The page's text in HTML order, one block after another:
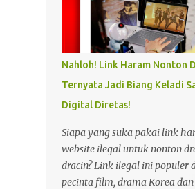
Nahloh! Link Haram Nonton
Ternyata Jadi Biang Keladi
Digital Diretas!
Siapa yang suka pakai link
website ilegal untuk nonton
dracin? Link ilegal ini populer
pecinta film, drama Korea